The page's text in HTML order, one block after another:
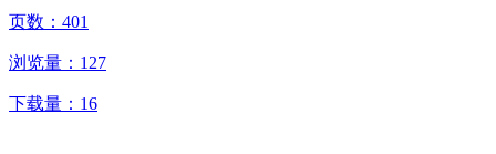
页数： 401
浏览量： 127
下载量： 16